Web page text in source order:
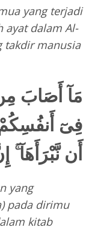
yang terjadi
ayat dalam Al-
takdir manusia
مَآ أَصَابَ
فِىٓ
أَن نَّبْرَأَهَآ
yang
pada dirimu
kitab